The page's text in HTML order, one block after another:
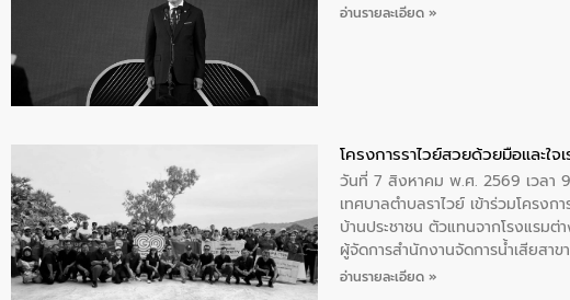
อ่านรายละเอียด »
โครงการราไวย์สวยด้วยมือและใจเ
วันที่ 7 สิงหาคม พ.ศ. 2569 เวลา
เทศบาลตำบลราไวย์ เข้าร่วมโครง
บ้านประชาชน ตัวแทนจากโรงแรม
ผู้จัดการสำนักงานจัดการน้ำเสียส
บริเวณแหลมพรหมเทพ หมู่ที่ 6 ตำบ
อ่านรายละเอียด »